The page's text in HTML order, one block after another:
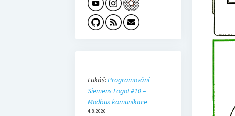
Lukáš: Programování
Siemens Logo! #10 –
Modbus komunikace
4.8.2026